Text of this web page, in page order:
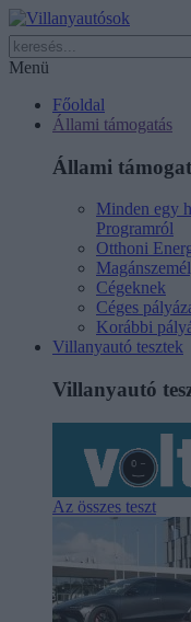
Menü
Főoldal
Állami támogatás
Állami
Minden egy
Programról
Otthoni
Cégeknek
Céges
Korábbi
Villanyautó tesztek
Villanyautó
Az összes teszt